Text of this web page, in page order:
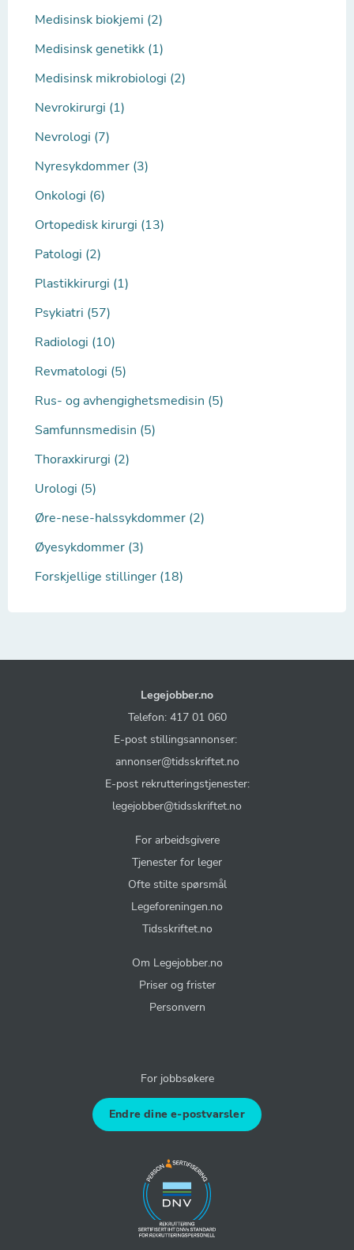
Medisinsk biokjemi (2)
Medisinsk genetikk (1)
Medisinsk mikrobiologi (2)
Nevrokirurgi (1)
Nevrologi (7)
Nyresykdommer (3)
Onkologi (6)
Ortopedisk kirurgi (13)
Patologi (2)
Plastikkirurgi (1)
Psykiatri (57)
Radiologi (10)
Revmatologi (5)
Rus- og avhengighetsmedisin (5)
Samfunnsmedisin (5)
Thoraxkirurgi (2)
Urologi (5)
Øre-nese-halssykdommer (2)
Øyesykdommer (3)
Forskjellige stillinger (18)
Legejobber.no
Telefon: 417 01 060
E-post stillingsannonser:
annonser@tidsskriftet.no
E-post rekrutteringstjenester:
legejobber@tidsskriftet.no
For arbeidsgivere
Tjenester for leger
Ofte stilte spørsmål
Legeforeningen.no
Tidsskriftet.no
Om Legejobber.no
Priser og frister
Personvern
For jobbsøkere
Endre dine e-postvarsler